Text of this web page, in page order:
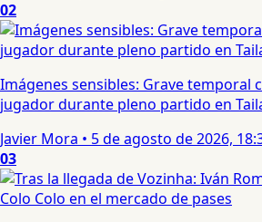
02
Imágenes sensibles: Grave temporal
jugador durante pleno partido en
Javier Mora • 5 de agosto de 2026,
03